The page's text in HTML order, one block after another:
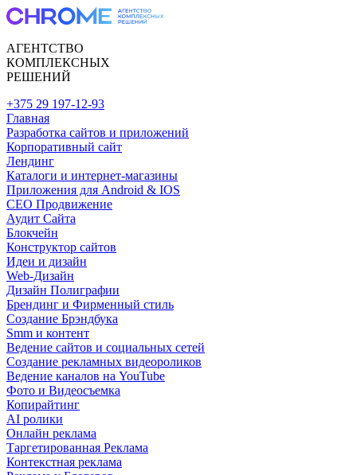
АГЕНТСТВО
КОМПЛЕКСНЫХ
РЕШЕНИЙ
+375 29 197-12-93
Главная
Разработка сайтов и приложений
Корпоративный сайт
Лендинг
Каталоги и интернет-магазины
Приложения для Android & IOS
CEO Продвижение
Аудит Сайта
Блокчейн
Конструктор сайтов
Идеи и дизайн
Web-Дизайн
Дизайн Полиграфии
Брендинг и Фирменный стиль
Создание Брэндбука
Smm и контент
Ведение сайтов и социальных сетей
Создание рекламных видеороликов
Ведение каналов на YouTube
Фото и Видеосъемка
Копирайтинг
AI ролики
Онлайн реклама
Таргетированная Реклама
Контекстная реклама